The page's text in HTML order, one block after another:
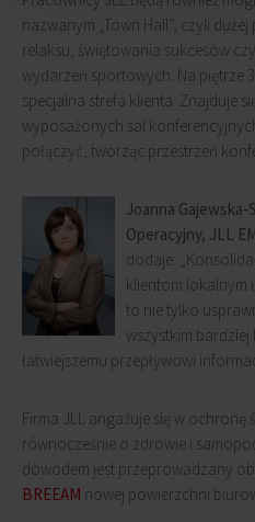
nazwanym „Town Hall”, czyli
relaksu, świętowania sukcesów
wydarzeń sportowych. Na piętrze
specjalna strefa klienta. Znajduje
wyposażonych sal
połączyć, tworząc przestrzeń
Joanna
Operacyjny, JLL
dodaje:
klientom lokalnym
to nie tylko
wszystkim
łatwiejszemu przepływowi
Firma JLL angażuje się w ochronę
równocześnie o zdrowie i
dowodem jest przeprowadzany
BREEAM nowej powierzchni